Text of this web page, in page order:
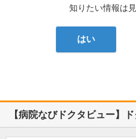
知りたい情報は
はい
【病院なびドクタビュー】